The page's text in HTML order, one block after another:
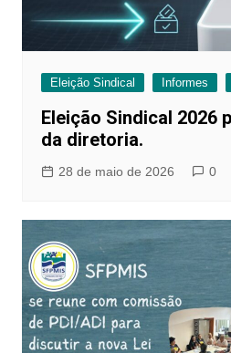
Eleição Sindical Informes
Eleição Sindical 2026
da diretoria.
28 de maio de 2026 0